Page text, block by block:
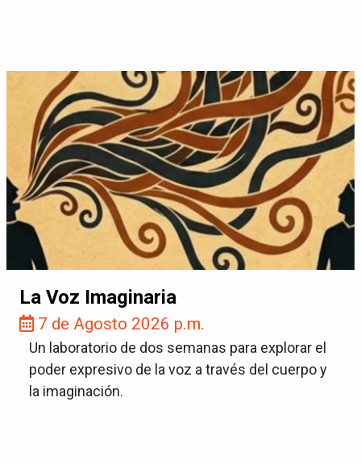
La Voz Imaginaria
7 de Agosto 2026 p.m.
Un laboratorio de dos semanas para explorar el
poder expresivo de la voz a través del cuerpo y
la imaginación.